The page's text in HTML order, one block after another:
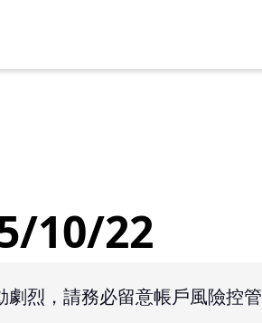
10/22
劇烈，請務必留意帳戶風險控管